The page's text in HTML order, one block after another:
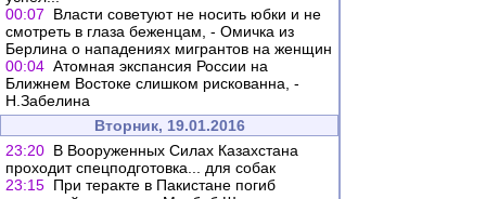
00:07
Власти советуют не носить юбки и не
смотреть в глаза беженцам, - Омичка из
Берлина о нападениях мигрантов на женщин
00:04 Атомная экспансия России на
Ближнем Востоке слишком рискованна, -
Н.Забелина
Вторник, 19.01.2016
23:20 В Вооруженных Силах Казахстана
проходит спецподготовка... для собак
23:15 При теракте в Пакистане погиб